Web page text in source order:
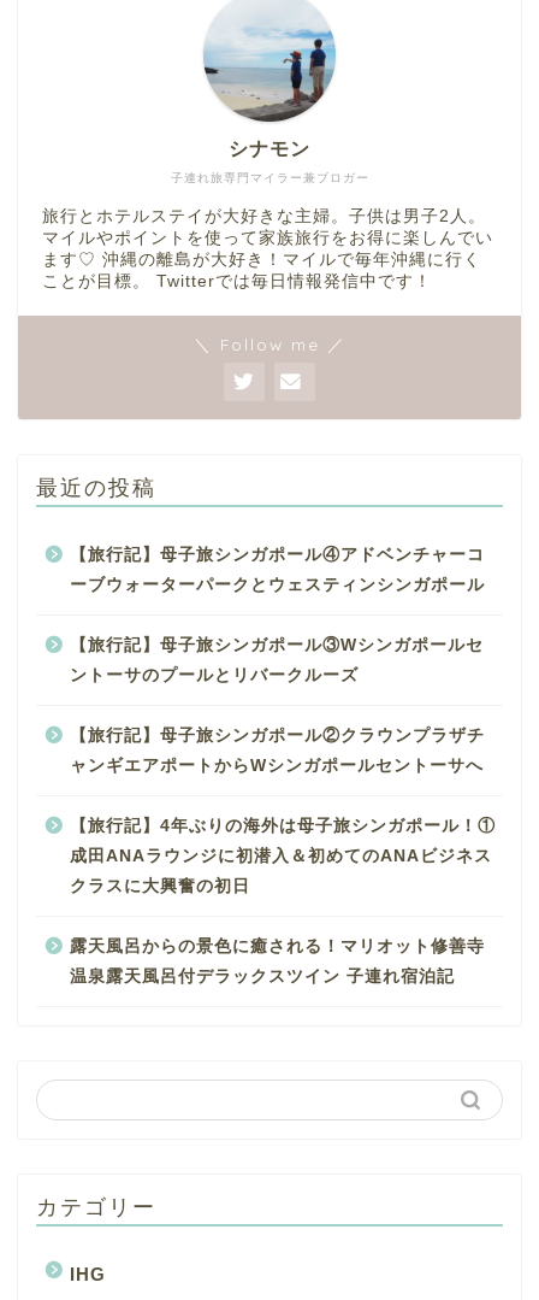
子連れ旅専門マイラー兼ブロガー
シナモン
旅行とホテルステイが大好きな主婦。子供は男子2人。
マイルやポイントを使って家族旅行をお得に楽しんでい
ます♡ 沖縄の離島が大好き！マイルで毎年沖縄に行く
ことが目標。 Twitterでは毎日情報発信中です！
＼ Follow me ／
最近の投稿
【旅行記】母子旅シンガポール④アドベンチャーコ
ーブウォーターパークとウェスティンシンガポール
【旅行記】母子旅シンガポール③Wシンガポールセ
ントーサのプールとリバークルーズ
【旅行記】母子旅シンガポール②クラウンプラザチ
ャンギエアポートからWシンガポールセントーサへ
【旅行記】4年ぶりの海外は母子旅シンガポール！①
成田ANAラウンジに初潜入＆初めてのANAビジネス
クラスに大興奮の初日
露天風呂からの景色に癒される！マリオット修善寺
温泉露天風呂付デラックスツイン 子連れ宿泊記
カテゴリー
IHG